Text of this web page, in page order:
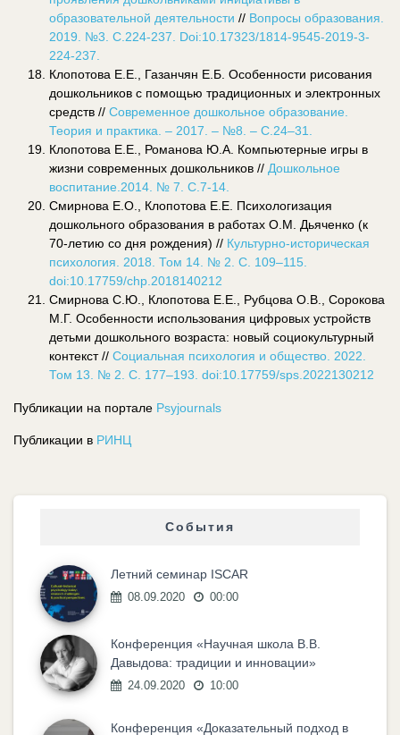
образовательной деятельности // Вопросы образования.
2019. №3. С.224-237. Doi:10.17323/1814-9545-2019-3-
224-237.
Клопотова Е.Е., Газанчян Е.Б. Особенности рисования
дошкольников с помощью традиционных и электронных
средств // Современное дошкольное образование.
Теория и практика. – 2017. – №8. – С.24–31.
Клопотова Е.Е., Романова Ю.А. Компьютерные игры в
жизни современных дошкольников // Дошкольное
воспитание.2014. № 7. С.7-14.
Смирнова Е.О., Клопотова Е.Е. Психологизация
дошкольного образования в работах О.М. Дьяченко (к
70-летию со дня рождения) // Культурно-историческая
психология. 2018. Том 14. № 2. С. 109–115.
doi:10.17759/chp .2018140212
Смирнова С.Ю., Клопотова Е.Е., Рубцова О.В., Сорокова
М.Г. Особенности использования цифровых устройств
детьми дошкольного возраста: новый социокультурный
контекст // Социальная психология и общество. 2022.
Том 13. № 2. С. 177–193. doi:10.17759/sps.2022130212
Публикации на портале Psyjournals
Публикации в РИНЦ
События
Летний семинар ISCAR
08.09.2020 00:00
Конференция «Научная школа В.В.
Давыдова: традиции и инновации»
24.09.2020 10:00
Конференция «Доказательный подход в